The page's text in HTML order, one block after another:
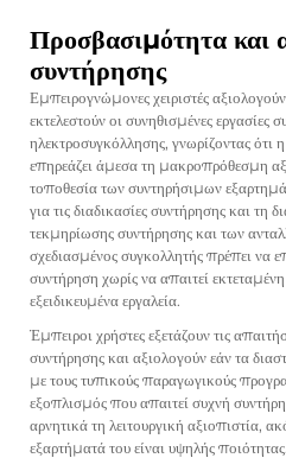
Προσβασιμότητα και
συντήρησης
Εμπειρογνώμονες χειριστές
εκτελεστούν οι συνηθισμένες εργασίες
ηλεκτροσυγκόλλησης, γνωρίζοντας
επηρεάζει άμεσα τη μακροπρόθεσμη
τοποθεσία των συντηρήσιμων
για τις διαδικασίες συντήρησης και τη
τεκμηρίωσης συντήρησης και των
σχεδιασμένος συγκολλητής πρέπει να
συντήρηση χωρίς να απαιτεί
εξειδικευμένα εργαλεία.
Έμπειροι χρήστες εξετάζουν τις
συντήρησης και αξιολογούν εάν τα
με τους τυπικούς παραγωγικούς
εξοπλισμός που απαιτεί συχνή
αρνητικά τη λειτουργική αξιοπιστία,
εξαρτήματά του είναι υψηλής